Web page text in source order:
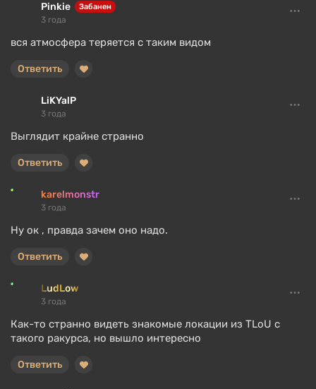
Pinkie Забанен
3 года
вся атмосфера теряется с таким видом
Ответить
LiKYalP
3 года
Выглядит крайне странно
Ответить
karelmonstr
3 года
Ну ок , правда зачем оно надо.
Ответить
LudLow
3 года
Как-то странно видеть знакомые локации из TLoU с
такого ракурса, но вышло интересно
Ответить